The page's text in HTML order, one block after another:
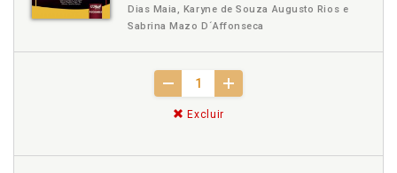
Dias Maia, Karyne de Souza Augusto Rios e
Sabrina Mazo D´Affonseca
Excluir